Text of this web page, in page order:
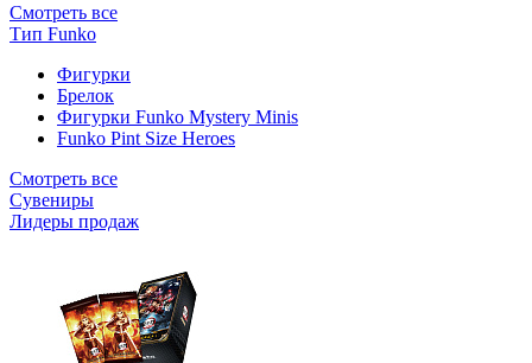
Смотреть все
Тип Funko
Фигурки
Брелок
Фигурки Funko Mystery Minis
Funko Pint Size Heroes
Смотреть все
Сувениры
Лидеры продаж